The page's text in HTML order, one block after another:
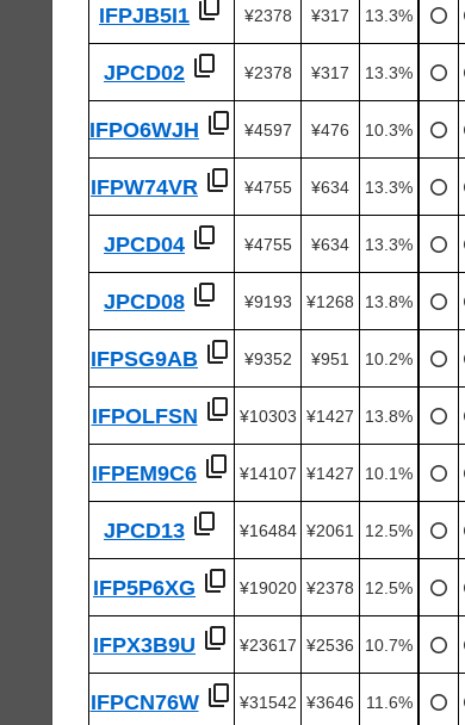
IFPJB5I1 ¥2378 ¥317 13.3%
JPCD02 ¥2378 ¥317 13.3%
IFPO6WJH ¥4597 ¥476 10.3%
IFPW74VR ¥4755 ¥634 13.3%
JPCD04 ¥4755 ¥634 13.3%
JPCD08 ¥9193 ¥1268 13.8%
IFPSG9AB ¥9352 ¥951 10.2%
IFPOLFSN ¥10303 ¥1427 13.8%
IFPEM9C6 ¥14107 ¥1427 10.1%
JPCD13 ¥16484 ¥2061 12.5%
IFP5P6XG ¥19020 ¥2378 12.5%
IFPX3B9U ¥23617 ¥2536 10.7%
IFPCN76W ¥31542 ¥3646 11.6%
⭕️
⭕️
⭕️
⭕️
⭕️
⭕️
⭕️
⭕️
⭕️
⭕️
⭕️
⭕️
⭕️